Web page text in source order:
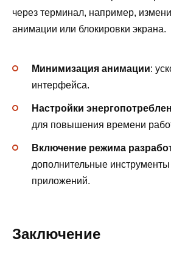
через терминал, например,
анимации или блокировки экрана.
Минимизация анимации:
интерфейса.
Настройки
для повышения времени
Включение режима
дополнительные
приложений.
Заключение